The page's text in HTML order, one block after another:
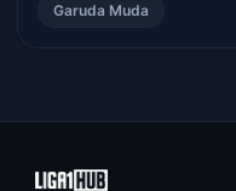
Garuda Muda